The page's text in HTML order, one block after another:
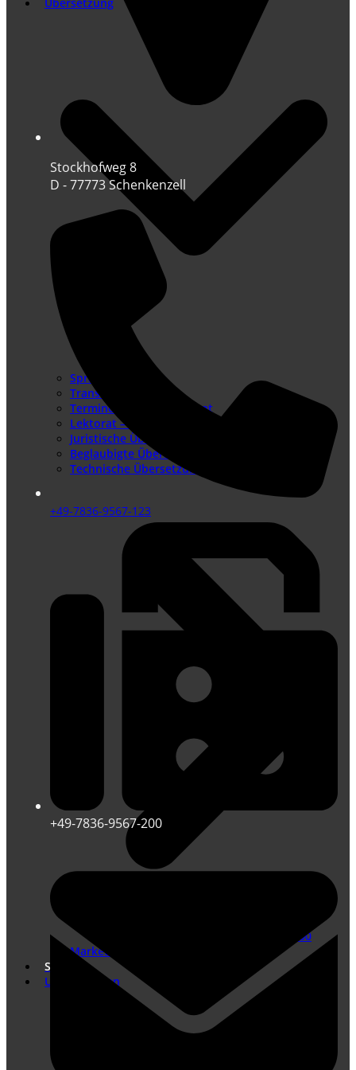
Übersetzung
Sprachenangebot
Translation Memory
Terminologiemanagement
Lektorat – Fremdsprachenlektorat
Juristische Übersetzungen
Beglaubigte Übersetzungen
Technische Übersetzungen
Übersetzungen nach DIN EN ISO 17100
Marketing Übersetzungen
Shop
Unternehmen
Stockhofweg 8
D - 77773 Schenkenzell
+49-7836-9567-123
+49-7836-9567-200